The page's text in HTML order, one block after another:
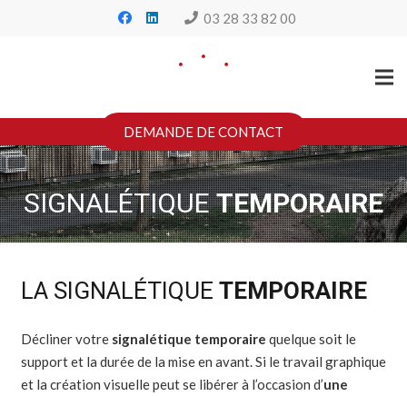
03 28 33 82 00
DEMANDE DE CONTACT
SIGNALÉTIQUETEMPORAIRE
LA SIGNALÉTIQUE TEMPORAIRE
Décliner votre signalétique temporaire quelque soit le
support et la durée de la mise en avant. Si le travail graphique
et la création visuelle peut se libérer à l’occasion d’une